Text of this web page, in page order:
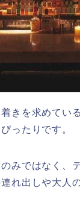
きを求めてい
ったりです。
みではなく、
れ出しや大人